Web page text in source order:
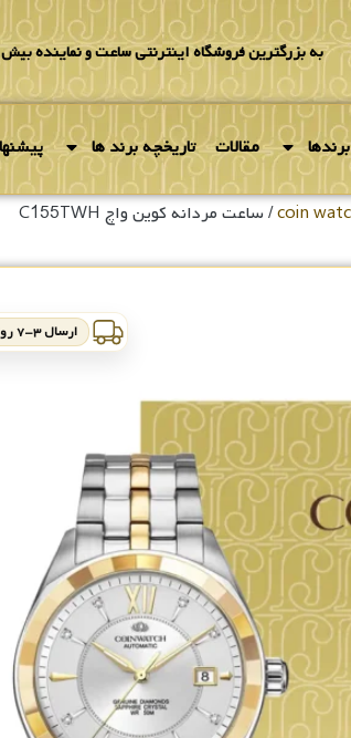
به بزرگترین فروشگاه اینترنتی ساعت و نماینده
برندها مقالات تاریخچه برند ها
/ ساعت مردانه کوین واچ C155TWH
ارسال ۳-۷ روز کاری